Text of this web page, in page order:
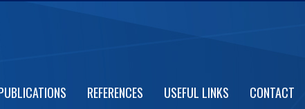
REFERENCES USEFUL LINKS CONTACT